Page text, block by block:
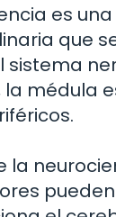
es
que
sistema
la médula
la